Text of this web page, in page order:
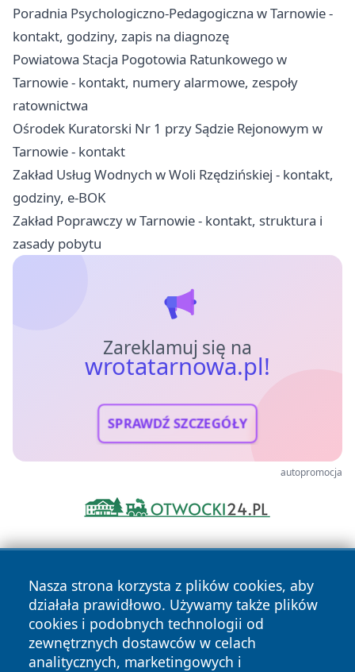
Poradnia Psychologiczno-Pedagogiczna w Tarnowie -
kontakt, godziny, zapis na diagnozę
Powiatowa Stacja Pogotowia Ratunkowego w
Tarnowie - kontakt, numery alarmowe, zespoły
ratownictwa
Ośrodek Kuratorski Nr 1 przy Sądzie Rejonowym w
Tarnowie - kontakt
Zakład Usług Wodnych w Woli Rzędzińskiej - kontakt,
godziny, e-BOK
Zakład Poprawczy w Tarnowie - kontakt, struktura i
zasady pobytu
Zareklamuj się na
wrotatarnowa.pl!
SPRAWDŹ SZCZEGÓŁY
autopromocja
Nasza strona korzysta z plików cookies, aby
działała prawidłowo. Używamy także plików
cookies i podobnych technologii od
zewnętrznych dostawców w celach
analitycznych, marketingowych i
Copyright © 2026 wrotatarnowa.pl Wszystkie prawa
zastrzeżone.